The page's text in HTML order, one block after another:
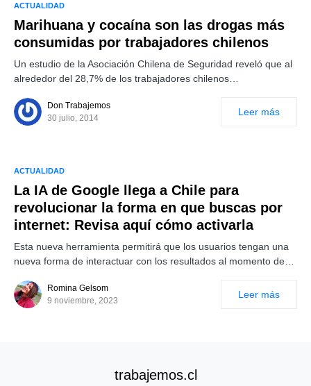
ACTUALIDAD
Marihuana y cocaína son las drogas más
consumidas por trabajadores chilenos
Un estudio de la Asociación Chilena de Seguridad reveló que al
alrededor del 28,7% de los trabajadores chilenos…
Don Trabajemos
30 julio, 2014
Leer más
ACTUALIDAD
La IA de Google llega a Chile para
revolucionar la forma en que buscas por
internet: Revisa aquí cómo activarla
Esta nueva herramienta permitirá que los usuarios tengan una
nueva forma de interactuar con los resultados al momento de…
Romina Gelsom
9 noviembre, 2023
Leer más
trabajemos.cl